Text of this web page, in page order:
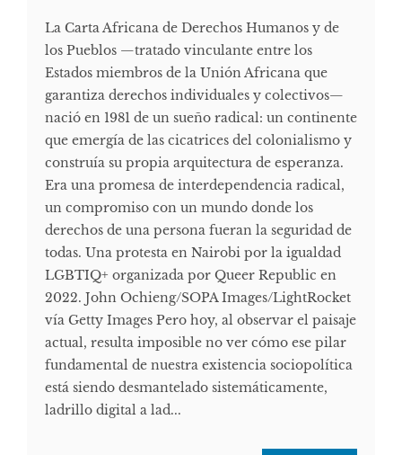
La Carta Africana de Derechos Humanos y de
los Pueblos —tratado vinculante entre los
Estados miembros de la Unión Africana que
garantiza derechos individuales y colectivos—
nació en 1981 de un sueño radical: un continente
que emergía de las cicatrices del colonialismo y
construía su propia arquitectura de esperanza.
Era una promesa de interdependencia radical,
un compromiso con un mundo donde los
derechos de una persona fueran la seguridad de
todas. Una protesta en Nairobi por la igualdad
LGBTIQ+ organizada por Queer Republic en
2022. John Ochieng/SOPA Images/LightRocket
vía Getty Images Pero hoy, al observar el paisaje
actual, resulta imposible no ver cómo ese pilar
fundamental de nuestra existencia sociopolítica
está siendo desmantelado sistemáticamente,
ladrillo digital a lad...